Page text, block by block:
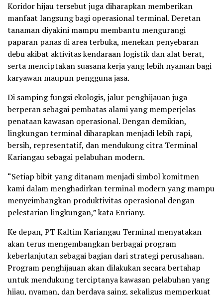
Koridor hijau tersebut juga diharapkan memberikan
manfaat langsung bagi operasional terminal. Deretan
tanaman diyakini mampu membantu mengurangi
paparan panas di area terbuka, menekan penyebaran
debu akibat aktivitas kendaraan logistik dan alat berat,
serta menciptakan suasana kerja yang lebih nyaman bagi
karyawan maupun pengguna jasa.
Di samping fungsi ekologis, jalur penghijauan juga
berperan sebagai pembatas alami yang memperjelas
penataan kawasan operasional. Dengan demikian,
lingkungan terminal diharapkan menjadi lebih rapi,
bersih, representatif, dan mendukung citra Terminal
Kariangau sebagai pelabuhan modern.
“Setiap bibit yang ditanam menjadi simbol komitmen
kami dalam menghadirkan terminal modern yang mampu
menyeimbangkan produktivitas operasional dengan
pelestarian lingkungan,” kata Enriany.
Ke depan, PT Kaltim Kariangau Terminal menyatakan
akan terus mengembangkan berbagai program
keberlanjutan sebagai bagian dari strategi perusahaan.
Program penghijauan akan dilakukan secara bertahap
untuk mendukung terciptanya kawasan pelabuhan yang
hijau, nyaman, dan berdaya saing, sekaligus memperkuat